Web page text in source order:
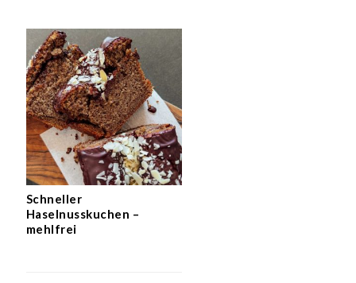
Schneller
Haselnusskuchen –
mehlfrei